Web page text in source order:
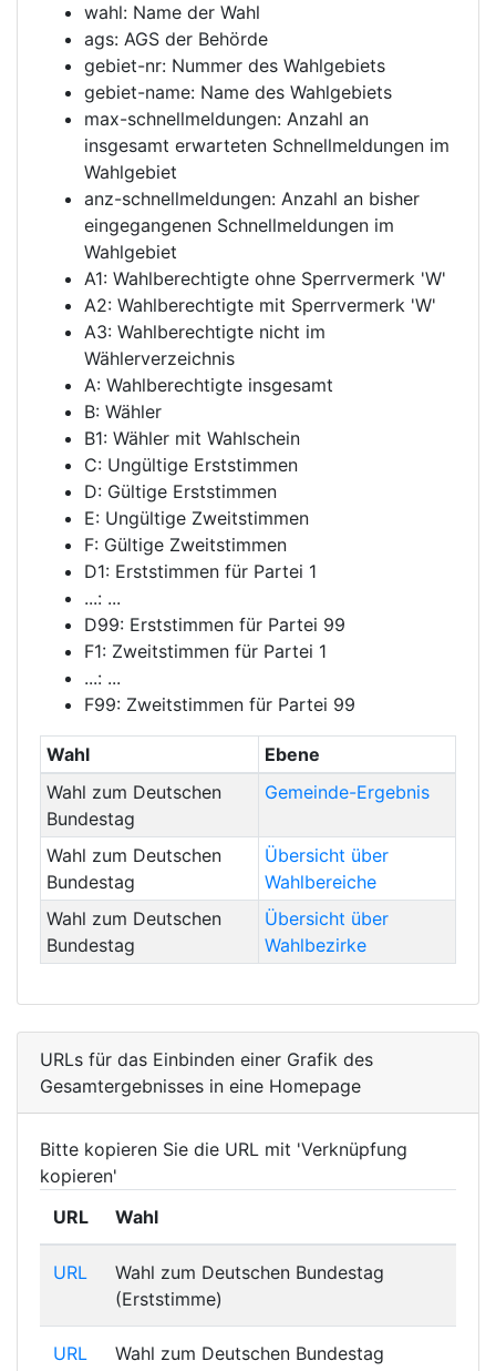
wahl: Name der Wahl
ags: AGS der Behörde
gebiet-nr: Nummer des Wahlgebiets
gebiet-name: Name des Wahlgebiets
max-schnellmeldungen: Anzahl an
insgesamt erwarteten Schnellmeldungen im
Wahlgebiet
anz-schnellmeldungen: Anzahl an bisher
eingegangenen Schnellmeldungen im
Wahlgebiet
A1: Wahlberechtigte ohne Sperrvermerk 'W'
A2: Wahlberechtigte mit Sperrvermerk 'W'
A3: Wahlberechtigte nicht im
Wählerverzeichnis
A: Wahlberechtigte insgesamt
B: Wähler
B1: Wähler mit Wahlschein
C: Ungültige Erststimmen
D: Gültige Erststimmen
E: Ungültige Zweitstimmen
F: Gültige Zweitstimmen
D1: Erststimmen für Partei 1
...: ...
D99: Erststimmen für Partei 99
F1: Zweitstimmen für Partei 1
...: ...
F99: Zweitstimmen für Partei 99
Wahl
Ebene
Wahl zum Deutschen
Bundestag
Gemeinde-Ergebnis
Wahl zum Deutschen
Bundestag
Übersicht über
Wahlbereiche
Wahl zum Deutschen
Bundestag
Übersicht über
Wahlbezirke
URLs für das Einbinden einer Grafik des
Gesamtergebnisses in eine Homepage
Bitte kopieren Sie die URL mit 'Verknüpfung
kopieren'
URL
Wahl
URL
Wahl zum Deutschen Bundestag
(Erststimme)
URL
Wahl zum Deutschen Bundestag